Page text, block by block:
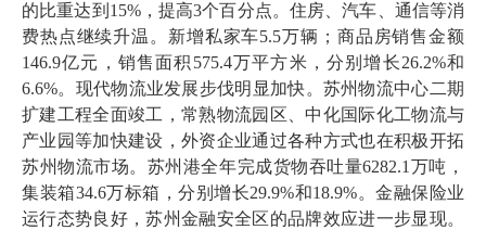
的比重达到15%，提高3个百分点。住房、汽车、通信等消
费热点继续升温。新增私家车5.5万辆；商品房销售金额
146.9亿元，销售面积575.4万平方米，分别增长26.2%和
6.6%。现代物流业发展步伐明显加快。苏州物流中心二期
扩建工程全面竣工，常熟物流园区、中化国际化工物流与
产业园等加快建设，外资企业通过各种方式也在积极开拓
苏州物流市场。苏州港全年完成货物吞吐量6282.1万吨，
集装箱34.6万标箱，分别增长29.9%和18.9%。金融保险业
运行态势良好，苏州金融安全区的品牌效应进一步显现。